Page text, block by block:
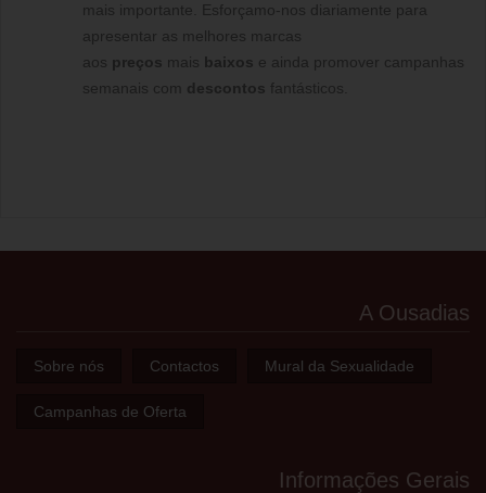
mais importante. Esforçamo-nos diariamente para
apresentar as melhores marcas
aos preços mais baixos e ainda promover campanhas
semanais com descontos fantásticos.
A Ousadias
Sobre nós Contactos Mural da Sexualidade
Campanhas de Oferta
Informações Gerais